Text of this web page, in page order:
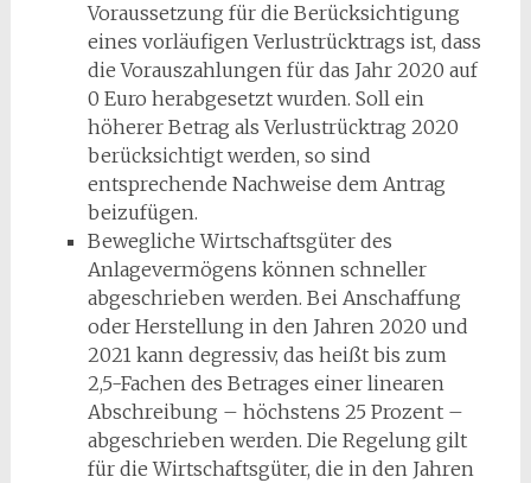
Voraussetzung für die Berücksichtigung
eines vorläufigen Verlustrücktrags ist, dass
die Vorauszahlungen für das Jahr 2020 auf
0 Euro herabgesetzt wurden. Soll ein
höherer Betrag als Verlustrücktrag 2020
berücksichtigt werden, so sind
entsprechende Nachweise dem Antrag
beizufügen.
Bewegliche Wirtschaftsgüter des
Anlagevermögens können schneller
abgeschrieben werden. Bei Anschaffung
oder Herstellung in den Jahren 2020 und
2021 kann degressiv, das heißt bis zum
2,5-Fachen des Betrages einer linearen
Abschreibung – höchstens 25 Prozent –
abgeschrieben werden. Die Regelung gilt
für die Wirtschaftsgüter, die in den Jahren